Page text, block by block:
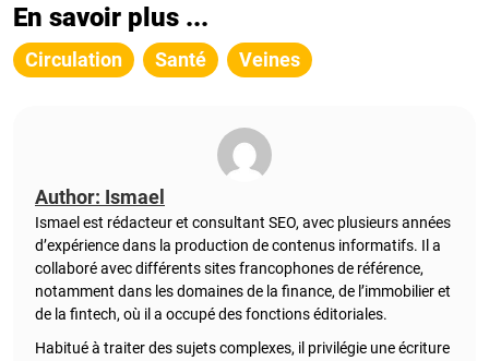
En savoir plus ...
Circulation Santé Veines
Author: Ismael
Ismael est rédacteur et consultant SEO, avec plusieurs années
d’expérience dans la production de contenus informatifs. Il a
collaboré avec différents sites francophones de référence,
notamment dans les domaines de la finance, de l’immobilier et
de la fintech, où il a occupé des fonctions éditoriales.
Habitué à traiter des sujets complexes, il privilégie une écriture